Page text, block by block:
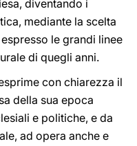
diventando i
mediante la scelta
le grandi linee
di quegli anni.
con chiarezza il
della sua epoca
e politiche, e da
ad opera anche e